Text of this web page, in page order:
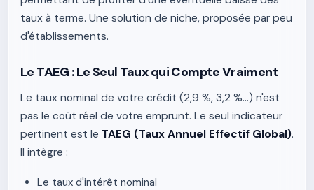
taux à terme. Une solution de niche, proposée par peu
d'établissements.
Le TAEG : Le Seul Taux qui Compte Vraiment
Le taux nominal de votre crédit (2,9 %, 3,2 %...) n'est
pas le coût réel de votre emprunt. Le seul indicateur
pertinent est le TAEG (Taux Annuel Effectif Global).
Il intègre :
Le taux d'intérêt nominal